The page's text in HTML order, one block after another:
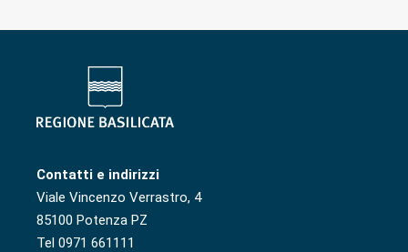
Contatti e indirizzi
Viale Vincenzo Verrastro, 4
85100 Potenza PZ
Tel 0971 661111